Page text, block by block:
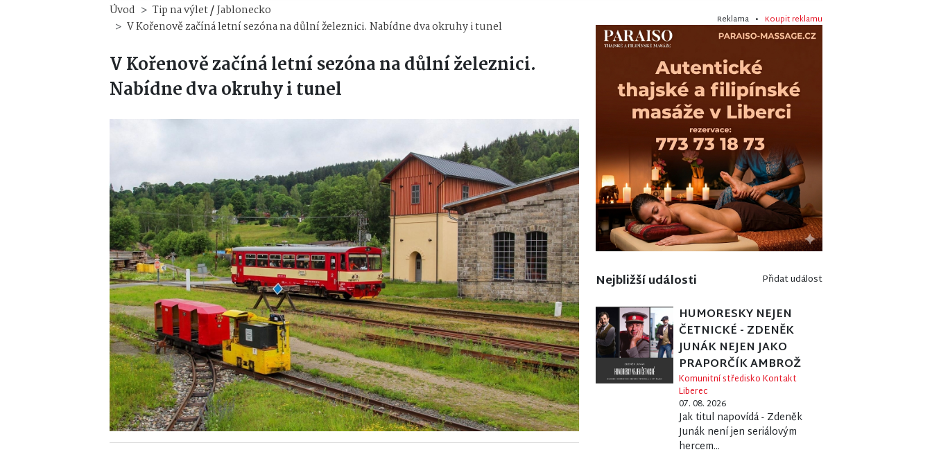
Úvod Tip na výlet/Jablonecko
V Kořenově začíná letní sezóna na důlní železnici. Nabídne dva okruhy i tunel
V Kořenově začíná letní sezóna na důlní železnici.
Nabídne dva okruhy i tunel
Reklama • Koupit reklamu
Nejbližší události Přidat událost
HUMORESKY NEJEN
ČETNICKÉ - ZDENĚK
JUNÁK NEJEN JAKO
PRAPORČÍK AMBROŽ
Komunitní středisko Kontakt
Liberec
07. 08. 2026
Jak titul napovídá - Zdeněk
Junák není jen seriálovým
hercem...